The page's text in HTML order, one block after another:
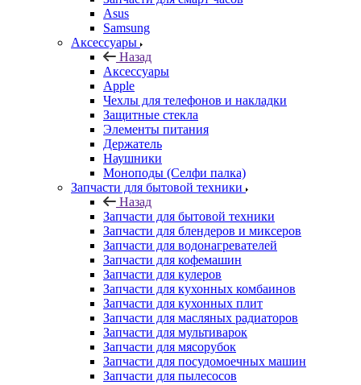
Samsung
Аксессуары
Назад
Аксессуары
Apple
Чехлы для телефонов и накладки
Защитные стекла
Элементы питания
Держатель
Наушники
Моноподы (Селфи палка)
Запчасти для бытовой техники
Назад
Запчасти для бытовой техники
Запчасти для блендеров и миксеров
Запчасти для водонагревателей
Запчасти для кофемашин
Запчасти для кулеров
Запчасти для кухонных комбаинов
Запчасти для кухонных плит
Запчасти для масляных радиаторов
Запчасти для мультиварок
Запчасти для мясорубок
Запчасти для посудомоечных машин
Запчасти для пылесосов
Запчасти для микроволновок (СВЧ)